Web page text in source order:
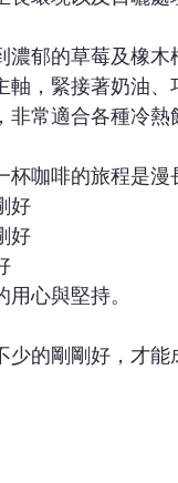
濃郁的草莓及橡
軸，緊接著奶油
常適合各種冷熱
杯咖啡的旅程是漫
好
好
心與堅持。
少的剛剛好，才能